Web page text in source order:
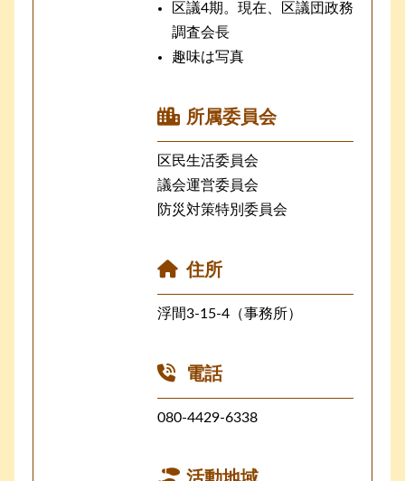
区議4期。現在、区議団政務
調査会長
趣味は写真
所属委員会
区民生活委員会
議会運営委員会
防災対策特別委員会
住所
浮間3-15-4（事務所）
電話
080-4429-6338